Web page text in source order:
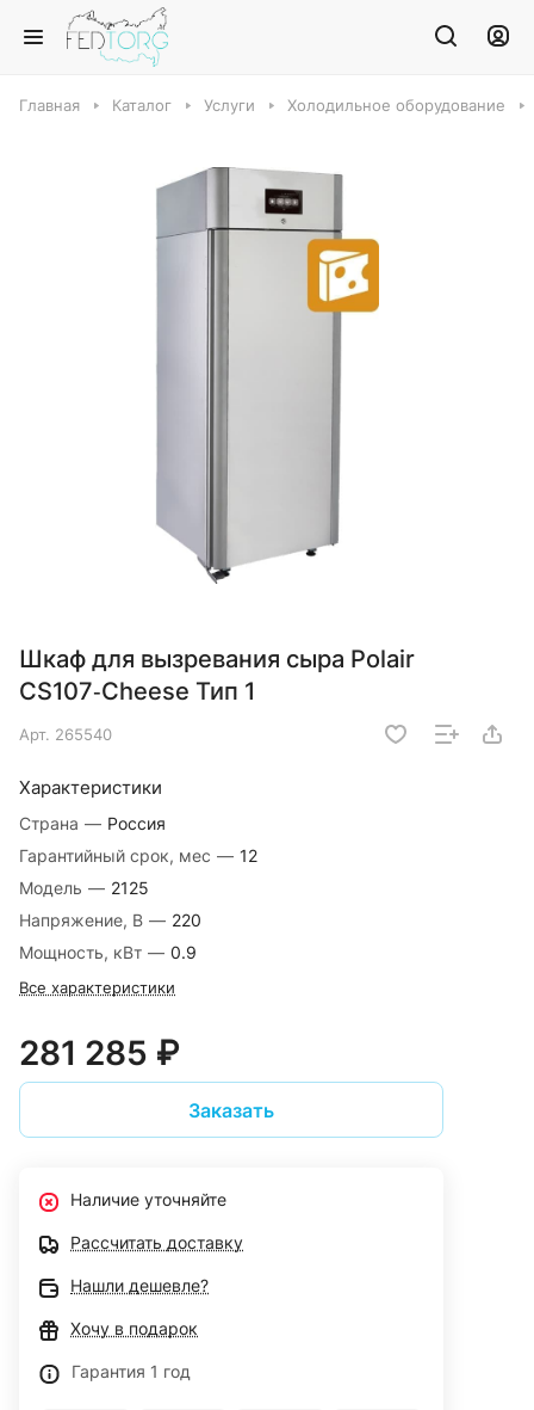
Главная Каталог Услуги Холодильное оборудование
Шкаф для вызревания сыра Polair
CS107‑Cheese Тип 1
Арт. 265540
Характеристики
Страна — Россия
Гарантийный срок, мес — 12
Модель — 2125
Напряжение, В — 220
Мощность, кВт — 0.9
Все характеристики
281 285 ₽
Заказать
Наличие уточняйте
Рассчитать доставку
Нашли дешевле?
Хочу в подарок
Гарантия 1 год